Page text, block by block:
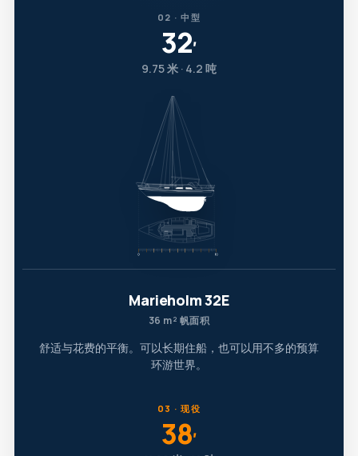
02 · 中型
32′
9.75 米 · 4.2 吨
Marieholm 32E
36 m² 帆面积
舒适与花费的平衡。可以长期住船，也可以用不多的预算
环游世界。
03 · 现役
38′